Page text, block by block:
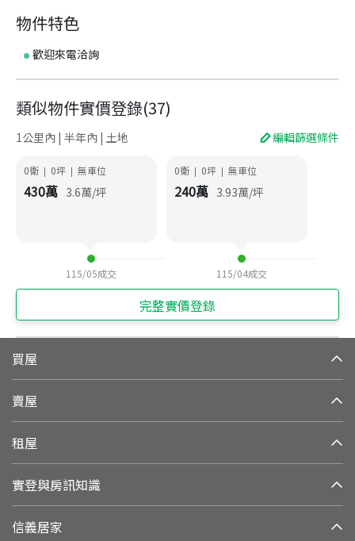
物件特色
歡迎來電洽詢
類似物件實價登錄(37)
1公里內 | 半年內 | 土地 編輯篩選條件
0衛 | 0坪 | 無車位
430萬 3.6萬/坪
115/05成交
0衛 | 0坪 | 無車位
240萬 3.93萬/坪
115/04成交
完整實價登錄
買屋
賣屋
租屋
實登與房訊知識
信義居家